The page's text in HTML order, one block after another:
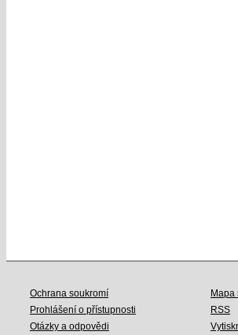
Ochrana soukromí
Prohlášení o přístupnosti
Otázky a odpovědi
Mapa
RSS